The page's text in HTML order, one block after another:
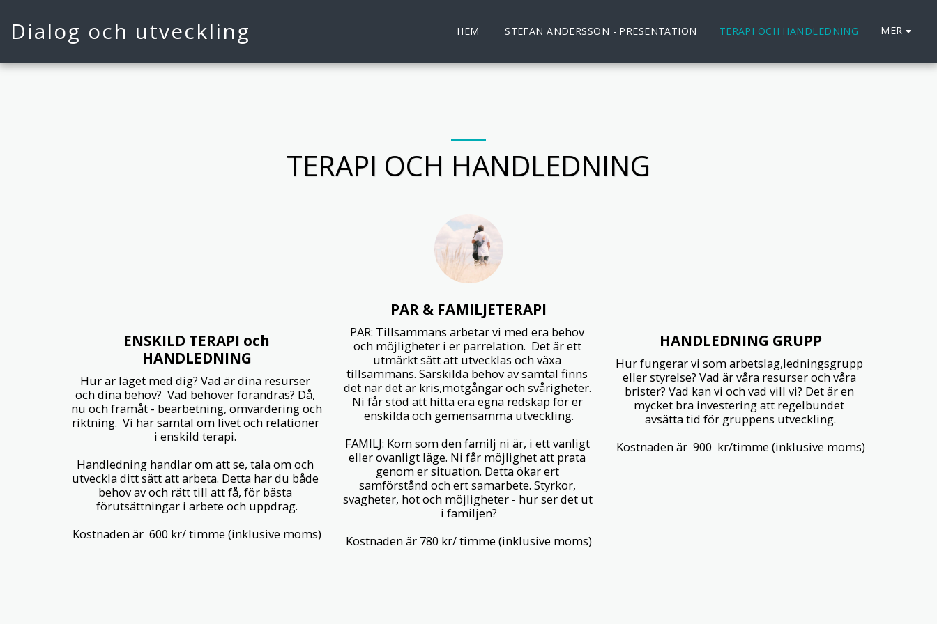
Dialog och utveckling HEM STEFAN ANDERSSON - PRESENTATION TERAPI OCH HANDLEDNING MER
TERAPI OCH HANDLEDNING
ENSKILD TERAPI och
HANDLEDNING
Hur är läget med dig? Vad är dina resurser
och dina behov?  Vad behöver förändras? Då,
nu och framåt - bearbetning, omvärdering och
riktning.  Vi har samtal om livet och relationer
i enskild terapi.
Handledning handlar om att se, tala om och
utveckla ditt sätt att arbeta. Detta har du både
behov av och rätt till att få, för bästa
förutsättningar i arbete och uppdrag.
Kostnaden är  600 kr/ timme (inklusive moms)
PAR & FAMILJETERAPI
PAR: Tillsammans arbetar vi med era behov
och möjligheter i er parrelation.  Det är ett
utmärkt sätt att utvecklas och växa
tillsammans. Särskilda behov av samtal finns
det när det är kris,motgångar och svårigheter.
Ni får stöd att hitta era egna redskap för er
enskilda och gemensamma utveckling.
FAMILJ: Kom som den familj ni är, i ett vanligt
eller ovanligt läge. Ni får möjlighet att prata
genom er situation. Detta ökar ert
samförstånd och ert samarbete. Styrkor,
svagheter, hot och möjligheter - hur ser det ut
i familjen?
Kostnaden är 780 kr/ timme (inklusive moms)
HANDLEDNING GRUPP
Hur fungerar vi som arbetslag,ledningsgrupp
eller styrelse? Vad är våra resurser och våra
brister? Vad kan vi och vad vill vi? Det är en
mycket bra investering att regelbundet
avsätta tid för gruppens utveckling.
Kostnaden är  900  kr/timme (inklusive moms)